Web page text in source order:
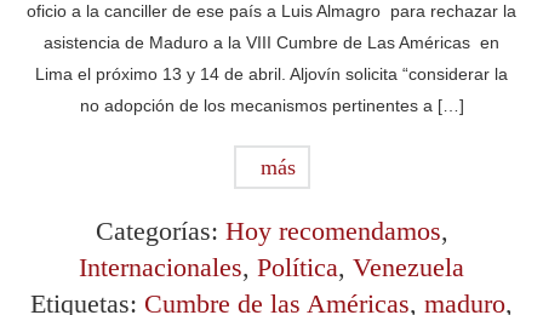
oficio a la canciller de ese país a Luis Almagro para rechazar la
asistencia de Maduro a la VIII Cumbre de Las Américas en
Lima el próximo 13 y 14 de abril. Aljovín solicita “considerar la
no adopción de los mecanismos pertinentes a […]
más
Categorías: Hoy recomendamos,
Internacionales, Política, Venezuela
Etiquetas: Cumbre de las Américas, maduro,